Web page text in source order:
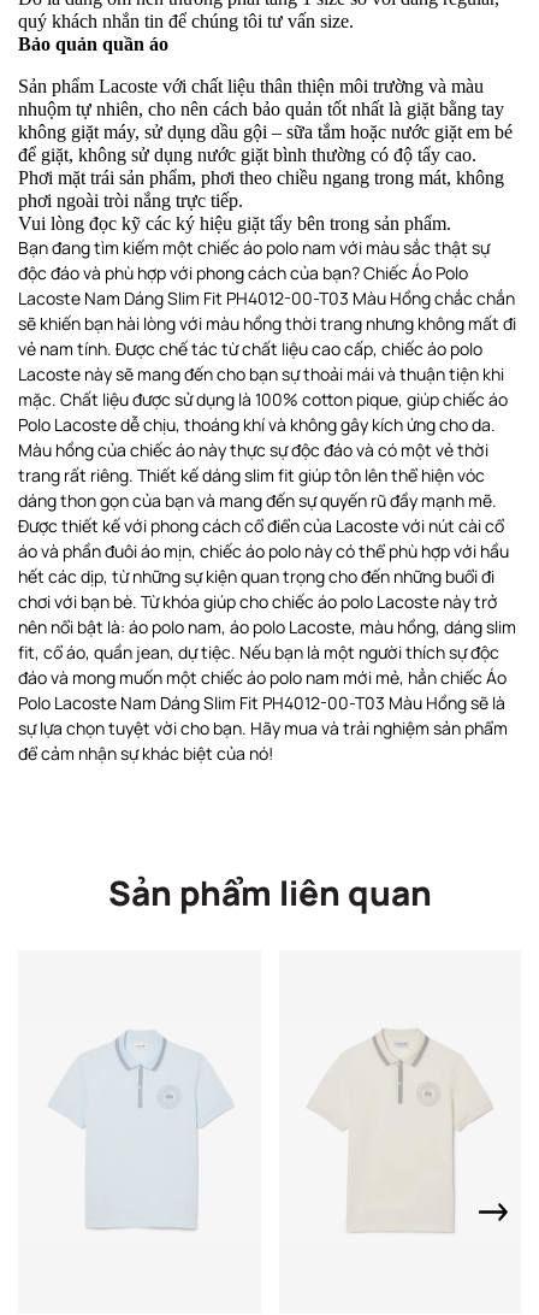
quý khách nhắn tin để chúng tôi tư vấn size.
Bảo quản quần áo
Sản phẩm Lacoste với chất liệu thân thiện môi trường và màu
nhuộm tự nhiên, cho nên cách bảo quản tốt nhất là giặt bằng tay
không giặt máy, sử dụng dầu gội – sữa tắm hoặc nước giặt em bé
để giặt, không sử dụng nước giặt bình thường có độ tẩy cao.
Phơi mặt trái sản phẩm, phơi theo chiều ngang trong mát, không
phơi ngoài tròi nắng trực tiếp.
Vui lòng đọc kỹ các ký hiệu giặt tẩy bên trong sản phẩm.
Bạn đang tìm kiếm một chiếc áo polo nam với màu sắc thật sự
độc đáo và phù hợp với phong cách của bạn? Chiếc Áo Polo
Lacoste Nam Dáng Slim Fit PH4012-00-T03 Màu Hồng chắc chắn
sẽ khiến bạn hài lòng với màu hồng thời trang nhưng không mất đi
vẻ nam tính. Được chế tác từ chất liệu cao cấp, chiếc áo polo
Lacoste này sẽ mang đến cho bạn sự thoải mái và thuận tiện khi
mặc. Chất liệu được sử dụng là 100% cotton pique, giúp chiếc áo
Polo Lacoste dễ chịu, thoáng khí và không gây kích ứng cho da.
Màu hồng của chiếc áo này thực sự độc đáo và có một vẻ thời
trang rất riêng. Thiết kế dáng slim fit giúp tôn lên thể hiện vóc
dáng thon gọn của bạn và mang đến sự quyến rũ đầy mạnh mẽ.
Được thiết kế với phong cách cổ điển của Lacoste với nút cài cổ
áo và phần đuôi áo mịn, chiếc áo polo này có thể phù hợp với hầu
hết các dịp, từ những sự kiện quan trọng cho đến những buổi đi
chơi với bạn bè. Từ khóa giúp cho chiếc áo polo Lacoste này trở
nên nổi bật là: áo polo nam, áo polo Lacoste, màu hồng, dáng slim
fit, cổ áo, quần jean, dự tiệc. Nếu bạn là một người thích sự độc
đáo và mong muốn một chiếc áo polo nam mới mẻ, hẳn chiếc Áo
Polo Lacoste Nam Dáng Slim Fit PH4012-00-T03 Màu Hồng sẽ là
sự lựa chọn tuyệt vời cho bạn. Hãy mua và trải nghiệm sản phẩm
để cảm nhận sự khác biệt của nó!
Sản phẩm liên quan